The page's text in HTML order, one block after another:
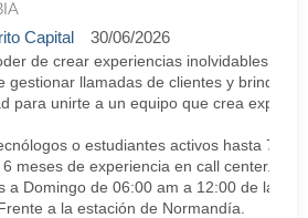
Capital 30/06/2026
de crear experiencias inolvidables.
gestionar llamadas de clientes y brindar
para unirte a un equipo que crea
o estudiantes activos hasta 7
meses de experiencia en call center.
a Domingo de 06:00 am a 12:00 de la
a la estación de Normandía.